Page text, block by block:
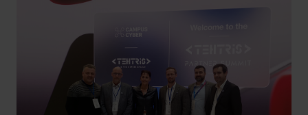
sondern auch Verantwortung. Denn selbst
dann, wenn Informationen in Rechenzentren
innerhalb der EU gespeichert sind, kann der
Zugriff durch US-Behörden rechtlich
legitimiert sein. Der Grund dafür: der CLOUD
Act.